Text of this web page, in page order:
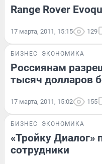
Range Rover
17 марта, 2011, 15:15 129
БИЗНЕС ЭКОНОМИКА
Россиянам
тысяч долларов
17 марта, 2011, 15:02 155
БИЗНЕС ЭКОНОМИКА
«Тройку
сотрудники